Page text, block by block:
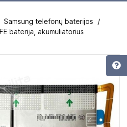
Samsung telefonų baterijos
baterija, akumuliatorius